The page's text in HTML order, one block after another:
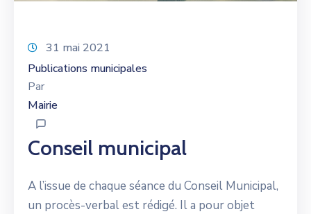
31 mai 2021
Publications municipales
Par
Mairie
Conseil municipal
A l’issue de chaque séance du Conseil Municipal,
un procès-verbal est rédigé. Il a pour objet